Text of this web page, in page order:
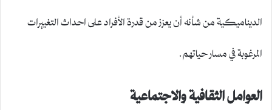
الديناميكية من شأنه أن يعزز من قدرة الأفراد على احداث التغييرات
المرغوبة في مسار حياتهم.
العوامل الثقافية والاجتماعية